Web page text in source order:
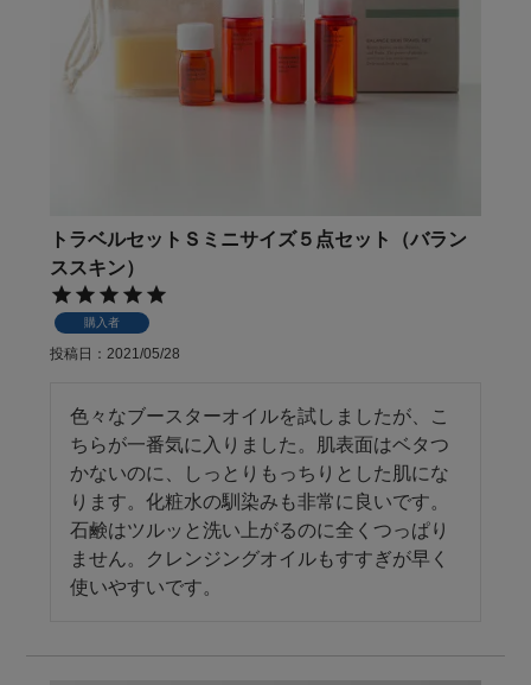
トラベルセットＳミニサイズ５点セット（バラン
ススキン）
購入者
投稿日 2021/05/28
色々なブースターオイルを試しましたが、こ
ちらが一番気に入りました。肌表面はベタつ
かないのに、しっとりもっちりとした肌にな
ります。化粧水の馴染みも非常に良いです。
石鹸はツルッと洗い上がるのに全くつっぱり
ません。クレンジングオイルもすすぎが早く
使いやすいです。